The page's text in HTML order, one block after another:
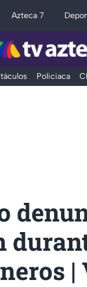
Azteca 7
Policiaca
|